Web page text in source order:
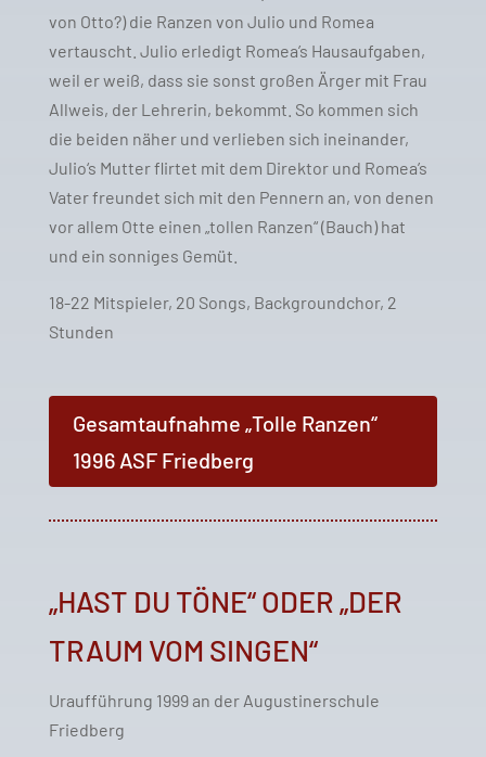
von Otto?) die Ranzen von Julio und Romea
vertauscht. Julio erledigt Romea’s Hausaufgaben,
weil er weiß, dass sie sonst großen Ärger mit Frau
Allweis, der Lehrerin, bekommt. So kommen sich
die beiden näher und verlieben sich ineinander,
Julio‘s Mutter flirtet mit dem Direktor und Romea’s
Vater freundet sich mit den Pennern an, von denen
vor allem Otte einen „tollen Ranzen“ (Bauch) hat
und ein sonniges Gemüt.
18-22 Mitspieler, 20 Songs, Backgroundchor, 2
Stunden
Gesamtaufnahme „Tolle Ranzen“
1996 ASF Friedberg
„HAST DU TÖNE“ ODER „DER
TRAUM VOM SINGEN“
Uraufführung 1999 an der Augustinerschule
Friedberg